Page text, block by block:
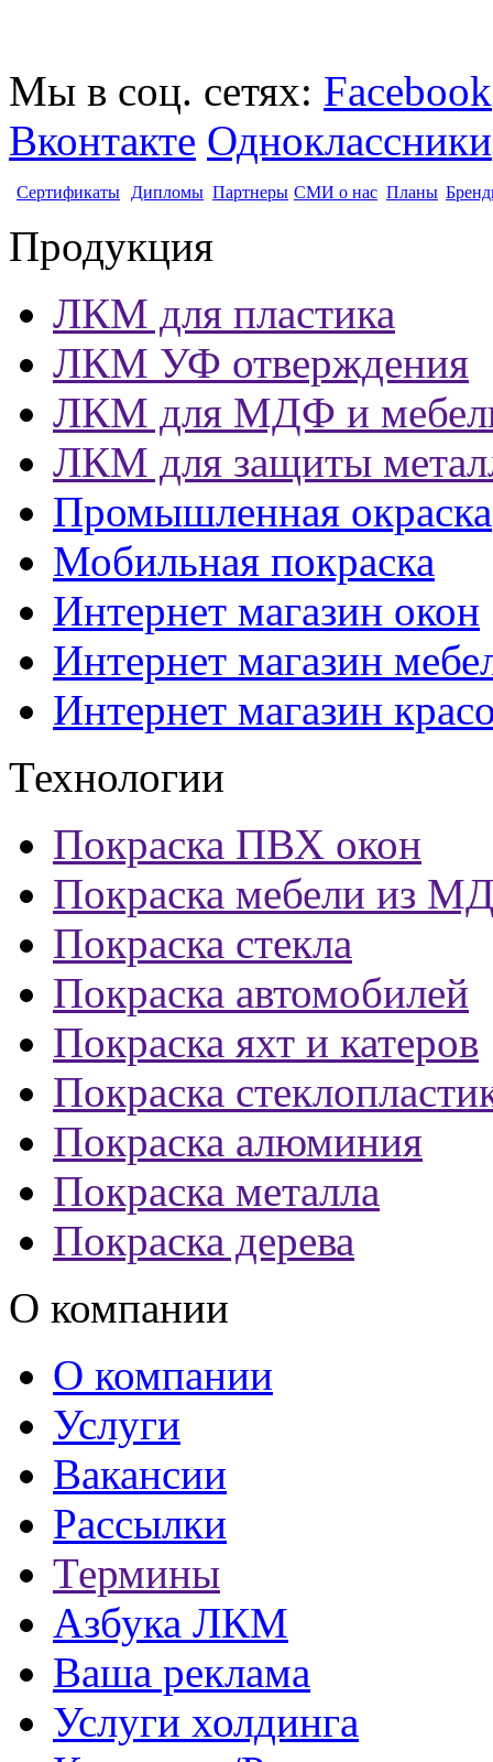
Мы в соц. сетях: Facebook
Вконтакте Одноклассники
Сертификаты Дипломы Партнеры СМИ о нас Планы
Продукция
ЛКМ для пластика
ЛКМ УФ отверждения
ЛКМ для МДФ и
ЛКМ для защиты
Промышленная окраска
Мобильная покраска
Интернет магазин окон
Интернет магазин
Интернет магазин
Технологии
Покраска ПВХ окон
Покраска мебели из
Покраска стекла
Покраска автомобилей
Покраска яхт и катеров
Покраска
Покраска алюминия
Покраска металла
Покраска дерева
О компании
О компании
Услуги
Вакансии
Рассылки
Термины
Азбука ЛКМ
Ваша реклама
Услуги холдинга